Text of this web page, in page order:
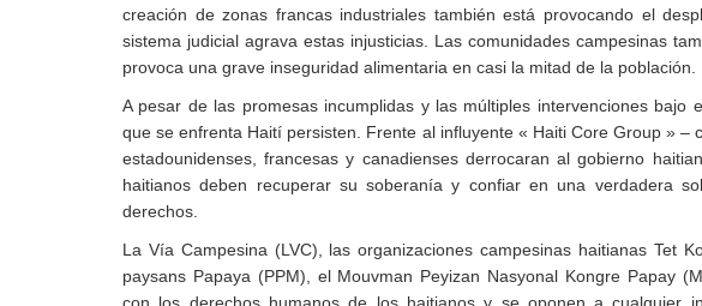
Siria
Turquía
Venezuela
creación de zonas francas industriales también está provocando el
sistema judicial agrava estas injusticias. Las comunidades campesinas
provoca una grave inseguridad alimentaria en casi la mitad de la población.
A pesar de las promesas incumplidas y las múltiples intervenciones
que se enfrenta Haití persisten. Frente al influyente « Haiti Core Group » –
estadounidenses, francesas y canadienses derrocaran al gobierno
haitianos deben recuperar su soberanía y confiar en una verdadera
derechos.
La Vía Campesina (LVC), las organizaciones campesinas haitianas Tet
paysans Papaya (PPM), el Mouvman Peyizan Nasyonal Kongre Papay